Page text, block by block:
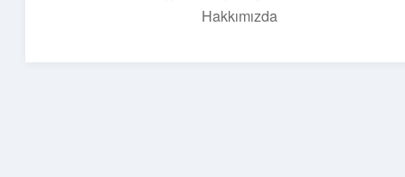
Hakkımızda